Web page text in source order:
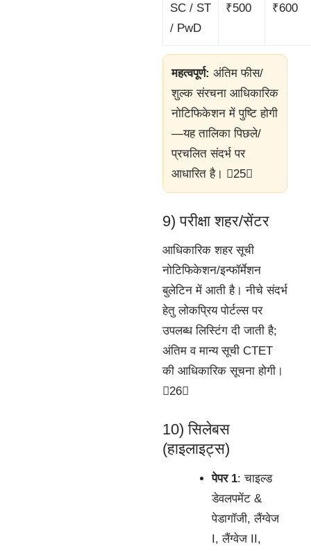
SC / ST
/ PwD
₹500 ₹600
महत्वपूर्ण: अंतिम फीस/
शुल्क संरचना आधिकारिक
नोटिफिकेशन में पुष्टि होगी
—यह तालिका पिछले/
प्रचलित संदर्भ पर
आधारित है। 25
9) परीक्षा शहर/सेंटर
आधिकारिक शहर सूची
नोटिफिकेशन/इन्फॉर्मेशन
बुलेटिन में आती है। नीचे संदर्भ
हेतु लोकप्रिय पोर्टल्स पर
उपलब्ध लिस्टिंग दी जाती है;
अंतिम व मान्य सूची CTET
की आधिकारिक सूचना होगी।
26
10) सिलेबस
(हाइलाइट्स)
पेपर 1: चाइल्ड
डेवलपमेंट &
पेडागॉजी, लैंग्वेज
I, लैंग्वेज II,